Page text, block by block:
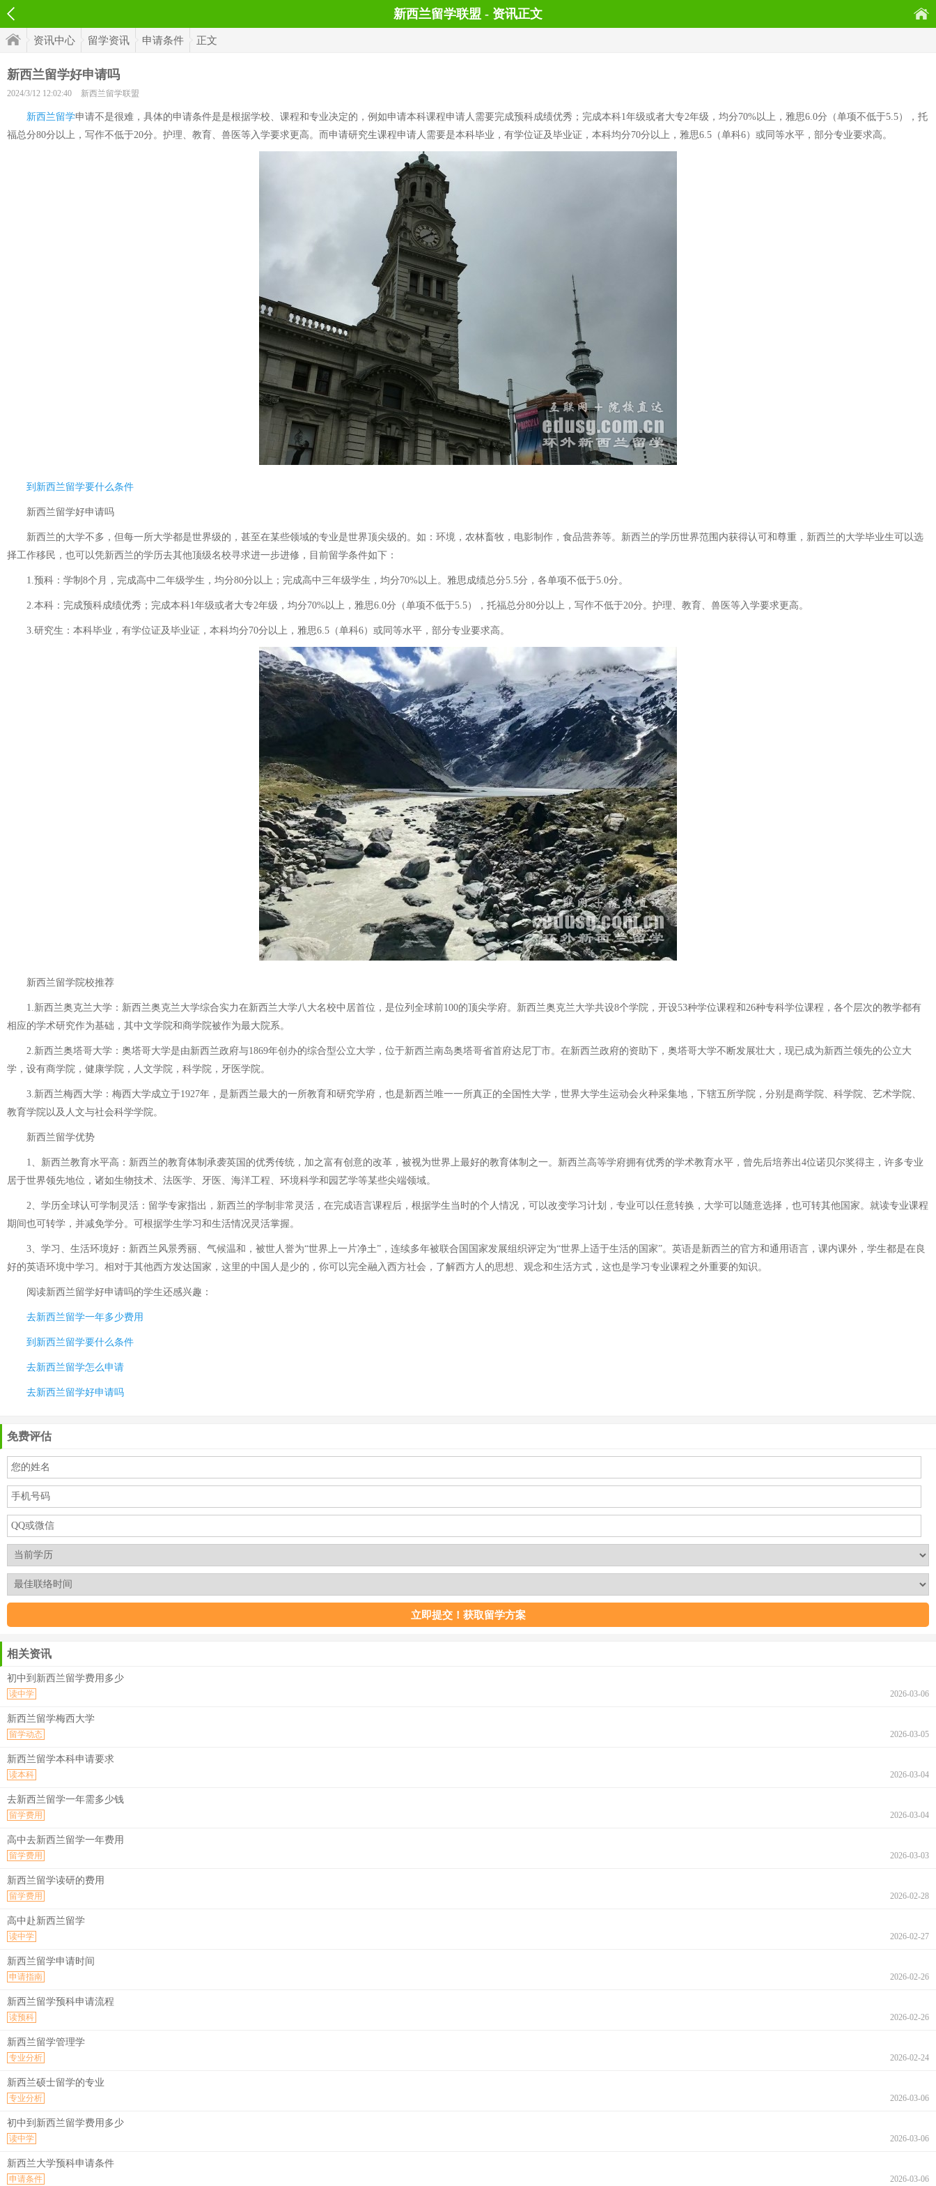
新西兰留学联盟 - 资讯正文
资讯中心 留学资讯 申请条件 正文
新西兰留学好申请吗
2024/3/12 12:02:40 新西兰留学联盟
新西兰留学申请不是很难，具体的申请条件是是根据学校、课程和专业决定的，例如申请本科课程申请人需要完成预科成绩优秀；完成本科1年级或者大专2年级，均分70%以上，雅思6.0分（单项不低于5.5），托
福总分80分以上，写作不低于20分。护理、教育、兽医等入学要求更高。而申请研究生课程申请人需要是本科毕业，有学位证及毕业证，本科均分70分以上，雅思6.5（单科6）或同等水平，部分专业要求高。
到新西兰留学要什么条件
新西兰留学好申请吗
新西兰的大学不多，但每一所大学都是世界级的，甚至在某些领域的专业是世界顶尖级的。如：环境，农林畜牧，电影制作，食品营养等。新西兰的学历世界范围内获得认可和尊重，新西兰的大学毕业生可以选
择工作移民，也可以凭新西兰的学历去其他顶级名校寻求进一步进修，目前留学条件如下：
1.预科：学制8个月，完成高中二年级学生，均分80分以上；完成高中三年级学生，均分70%以上。雅思成绩总分5.5分，各单项不低于5.0分。
2.本科：完成预科成绩优秀；完成本科1年级或者大专2年级，均分70%以上，雅思6.0分（单项不低于5.5），托福总分80分以上，写作不低于20分。护理、教育、兽医等入学要求更高。
3.研究生：本科毕业，有学位证及毕业证，本科均分70分以上，雅思6.5（单科6）或同等水平，部分专业要求高。
新西兰留学院校推荐
1.新西兰奥克兰大学：新西兰奥克兰大学综合实力在新西兰大学八大名校中居首位，是位列全球前100的顶尖学府。新西兰奥克兰大学共设8个学院，开设53种学位课程和26种专科学位课程，各个层次的教学都有
相应的学术研究作为基础，其中文学院和商学院被作为最大院系。
2.新西兰奥塔哥大学：奥塔哥大学是由新西兰政府与1869年创办的综合型公立大学，位于新西兰南岛奥塔哥省首府达尼丁市。在新西兰政府的资助下，奥塔哥大学不断发展壮大，现已成为新西兰领先的公立大
学，设有商学院，健康学院，人文学院，科学院，牙医学院。
3.新西兰梅西大学：梅西大学成立于1927年，是新西兰最大的一所教育和研究学府，也是新西兰唯一一所真正的全国性大学，世界大学生运动会火种采集地，下辖五所学院，分别是商学院、科学院、艺术学院、
教育学院以及人文与社会科学学院。
新西兰留学优势
1、新西兰教育水平高：新西兰的教育体制承袭英国的优秀传统，加之富有创意的改革，被视为世界上最好的教育体制之一。新西兰高等学府拥有优秀的学术教育水平，曾先后培养出4位诺贝尔奖得主，许多专业
居于世界领先地位，诸如生物技术、法医学、牙医、海洋工程、环境科学和园艺学等某些尖端领域。
2、学历全球认可学制灵活：留学专家指出，新西兰的学制非常灵活，在完成语言课程后，根据学生当时的个人情况，可以改变学习计划，专业可以任意转换，大学可以随意选择，也可转其他国家。就读专业课程
期间也可转学，并减免学分。可根据学生学习和生活情况灵活掌握。
3、学习、生活环境好：新西兰风景秀丽、气候温和，被世人誉为“世界上一片净土”，连续多年被联合国国家发展组织评定为“世界上适于生活的国家”。英语是新西兰的官方和通用语言，课内课外，学生都是在良
好的英语环境中学习。相对于其他西方发达国家，这里的中国人是少的，你可以完全融入西方社会，了解西方人的思想、观念和生活方式，这也是学习专业课程之外重要的知识。
阅读新西兰留学好申请吗的学生还感兴趣：
去新西兰留学一年多少费用
到新西兰留学要什么条件
去新西兰留学怎么申请
去新西兰留学好申请吗
免费评估
相关资讯
初中到新西兰留学费用多少
2026-03-06
读中学
新西兰留学梅西大学
2026-03-05
留学动态
新西兰留学本科申请要求
2026-03-04
读本科
去新西兰留学一年需多少钱
2026-03-04
留学费用
高中去新西兰留学一年费用
2026-03-03
留学费用
新西兰留学读研的费用
2026-02-28
留学费用
高中赴新西兰留学
2026-02-27
读中学
新西兰留学申请时间
2026-02-26
申请指南
新西兰留学预科申请流程
2026-02-26
读预科
新西兰留学管理学
2026-02-24
专业分析
新西兰硕士留学的专业
2026-03-06
专业分析
初中到新西兰留学费用多少
2026-03-06
读中学
新西兰大学预科申请条件
2026-03-06
申请条件